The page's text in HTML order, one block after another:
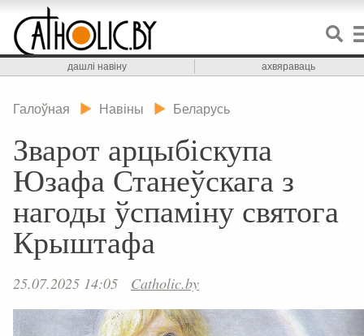
дашлі навіну ахвяраваць
Галоўная Навіны Беларусь
Зварот арцыбіскупа
Юзафа Станеўскага з
нагоды ўспаміну святога
Крыштафа
25.07.2025 14:05 Catholic.by